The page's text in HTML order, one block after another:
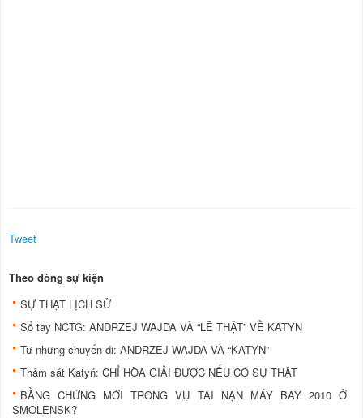
Tweet
Theo dòng sự kiện
SỰ THẬT LỊCH SỬ
Sổ tay NCTG: ANDRZEJ WAJDA VÀ “LẼ THẬT” VỀ KATYN
Từ những chuyến đi: ANDRZEJ WAJDA VÀ “KATYN”
Thảm sát Katyń: CHỈ HÒA GIẢI ĐƯỢC NẾU CÓ SỰ THẬT
BẰNG CHỨNG MỚI TRONG VỤ TAI NẠN MÁY BAY 2010 Ở
SMOLENSK?